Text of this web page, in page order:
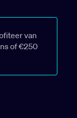
van
of €250